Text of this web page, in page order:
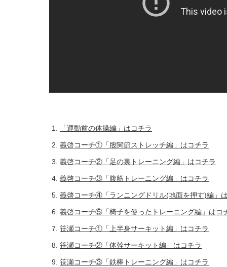
「運動前の体操編」はコチラ
義啓コーチ①「股関節ストレッチ編」はコチラ
義啓コーチ②「足の裏トレーニング編」はコチラ
義啓コーチ③「腹筋トレーニング編」はコチラ
義啓コーチ④「ランニングドリル(地面を押す)編」
義啓コーチ⑤「椅子を使ったトレーニング編」はコ
笹瀬コーチ①「上半身サーキット編」はコチラ
笹瀬コーチ②「体幹サーキット編」はコチラ
笹瀬コーチ③「鉄棒トレーニング編」はコチラ